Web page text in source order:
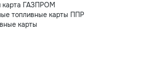
карта ГАЗПРОМ
топливные карты ППР
карты